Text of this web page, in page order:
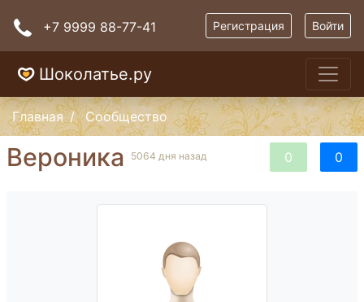
+7 9999 88-77-41 Регистрация Войти
Шоколатье.ру
Главная Сообщество
0 0
Вероника 5064 дня назад